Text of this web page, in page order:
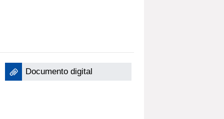
Documento digital